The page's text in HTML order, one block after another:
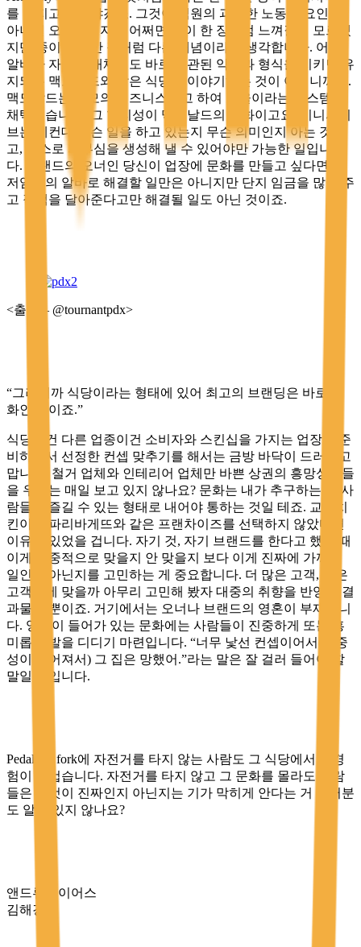
를 가지고 있어야겠죠. 그것이 직원의 과적한 노동 강요인지
아니면 오너십인지는 어쩌면 종이 한 장처럼 느껴질지 모르겠
지만 종이 수백만 장처럼 다른 개념이라고 생각합니다. 어떤
알바가 자리를 대체해도 바로 일관된 약속과 형식을 지키면 유
지되는 맥도날드와 같은 식당을 이야기하는 것이 아니니까요.
맥도날드는 규모의 비즈니스이고 하여 효율이라는 시스템을
채택했습니다. 그 합리성이 맥도날드의 문화이고요. 이니셔티
브는 예컨대 무슨 일을 하고 있는지 무슨 의미인지 아는 것이
고, 스스로 자부심을 생성해 낼 수 있어야만 가능한 일입니
다. 브랜드의 오너인 당신이 업장에 문화를 만들고 싶다면 최
저임금의 알바로 해결할 일만은 아니지만 단지 임금을 많이 주
고 직책을 달아준다고만 해결될 일도 아닌 것이죠.
<출처 – @tournantpdx>
“그러니까 식당이라는 형태에 있어 최고의 브랜딩은 바로 문
화인 것이죠.”
식당이건 다른 업종이건 소비자와 스킨십을 가지는 업장을 준
비하면서 선정한 컨셉 맞추기를 해서는 금방 바닥이 드러나고
맙니다. 철거 업체와 인테리어 업체만 바쁜 상권의 흥망성쇠들
을 우리는 매일 보고 있지 않나요? 문화는 내가 추구하는 걸 사
람들이 즐길 수 있는 형태로 내어야 통하는 것일 테죠. 교촌치
킨이나 파리바게뜨와 같은 프랜차이즈를 선택하지 않았다면
이유가 있었을 겁니다. 자기 것, 자기 브랜드를 한다고 했을 때
이게 대중적으로 맞을지 안 맞을지 보다 이게 진짜에 가까운
일인지 아닌지를 고민하는 게 중요합니다. 더 많은 고객, 넓은
고객층에 맞을까 아무리 고민해 봤자 대중의 취향을 반영한 결
과물일 뿐이죠. 거기에서는 오너나 브랜드의 영혼이 부재합니
다. 영혼이 들어가 있는 문화에는 사람들이 진중하게 또는 흥
미롭게 발을 디디기 마련입니다. “너무 낯선 컨셉이어서(대중
성이 떨어져서) 그 집은 망했어.”라는 말은 잘 걸러 들어야 할
말일 것입니다.
Pedaler’s fork에 자전거를 타지 않는 사람도 그 식당에서의 경
험이 즐겁습니다. 자전거를 타지 않고 그 문화를 몰라도 사람
들은 그것이 진짜인지 아닌지는 기가 막히게 안다는 거 여러분
도 알고 있지 않나요?
앤드류와이어스
김해경